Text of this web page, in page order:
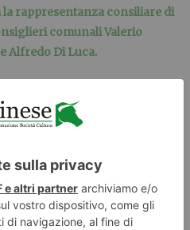
rappresentanza consiliare di
comunali Valerio
Alfredo Di Luca.
provvisorio di Azione